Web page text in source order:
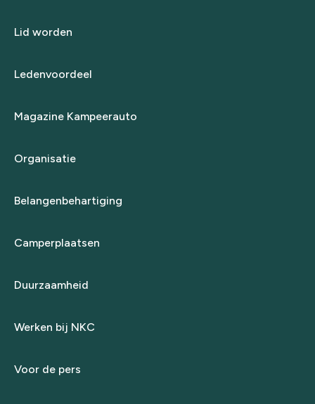
Lid worden
Ledenvoordeel
Magazine Kampeerauto
Organisatie
Belangenbehartiging
Camperplaatsen
Duurzaamheid
Werken bij NKC
Voor de pers